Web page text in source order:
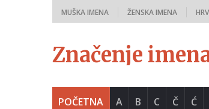
MUŠKA IMENA ŽENSKA IMENA
Značenje
POČETNA A B C Č Ć